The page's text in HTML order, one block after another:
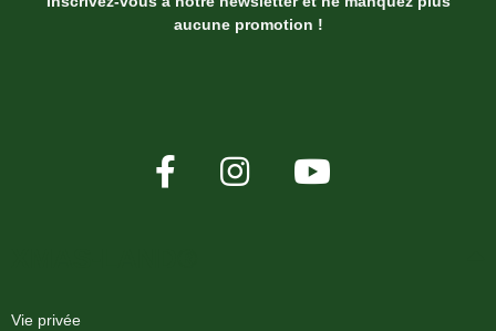
aucune promotion !
Vie privée